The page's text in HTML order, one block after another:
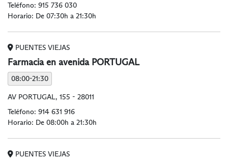
Teléfono: 915 736 030
Horario: De 07:30h a 21:30h
PUENTES VIEJAS
Farmacia en avenida PORTUGAL
08:00-21:30
AV PORTUGAL, 155 - 28011
Teléfono: 914 631 916
Horario: De 08:00h a 21:30h
PUENTES VIEJAS